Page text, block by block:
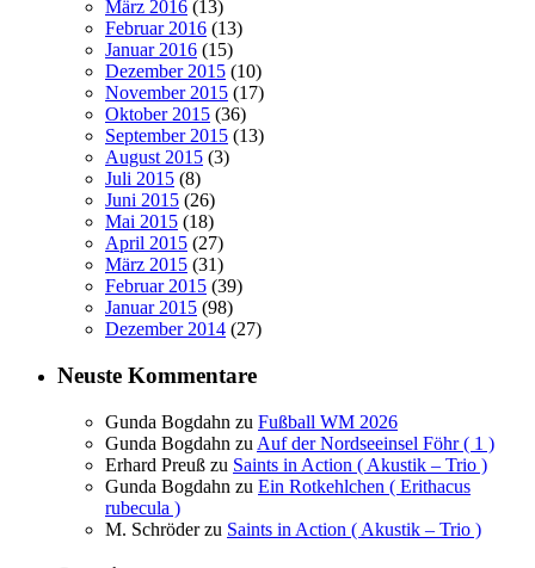
März 2016 (13)
Februar 2016 (13)
Januar 2016 (15)
Dezember 2015 (10)
November 2015 (17)
Oktober 2015 (36)
September 2015 (13)
August 2015 (3)
Juli 2015 (8)
Juni 2015 (26)
Mai 2015 (18)
April 2015 (27)
März 2015 (31)
Februar 2015 (39)
Januar 2015 (98)
Dezember 2014 (27)
Neuste Kommentare
Gunda Bogdahn zu Fußball WM 2026
Gunda Bogdahn zu Auf der Nordseeinsel Föhr ( 1 )
Erhard Preuß zu Saints in Action ( Akustik – Trio )
Gunda Bogdahn zu Ein Rotkehlchen ( Erithacus
rubecula )
M. Schröderzu Saints in Action ( Akustik – Trio )